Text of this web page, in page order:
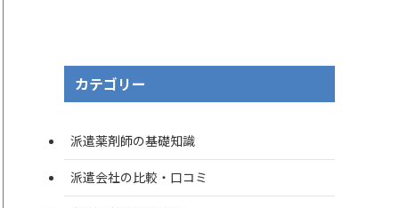
カテゴリー
派遣薬剤師の基礎知識
派遣会社の比較・口コミ